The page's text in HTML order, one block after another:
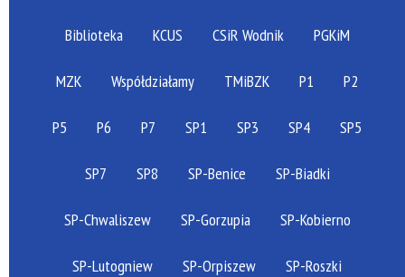
Biblioteka KCUS CSiR Wodnik PGKiM
MZK Współdziałamy TMiBZK P1 P2
P5 P6 P7 SP1 SP3 SP4 SP5
SP7 SP8 SP-Benice SP-Biadki
SP-Chwaliszew SP-Gorzupia SP-Kobierno
SP-Lutogniew SP-Orpiszew SP-Roszki